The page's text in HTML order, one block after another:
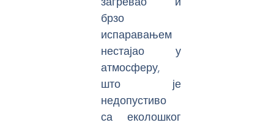
брзо
испаравањем
нестајао у
атмосферу,
што је
недопустиво
са еколошког